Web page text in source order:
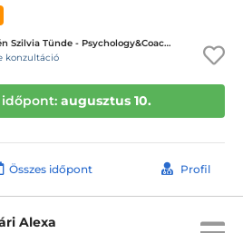
Sebestyén Szilvia Tünde - Psychology&Coaching - ICD terápiás magánpraxis
konzultáció
időpont: augusztus 10.
Összes időpont Profil
Alexa